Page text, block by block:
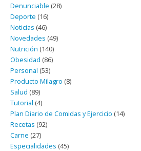
Denunciable (28)
Deporte (16)
Noticias (46)
Novedades (49)
Nutrición (140)
Obesidad (86)
Personal (53)
Producto Milagro (8)
Salud (89)
Tutorial (4)
Plan Diario de Comidas y Ejercicio (14)
Recetas (92)
Carne (27)
Especialidades (45)